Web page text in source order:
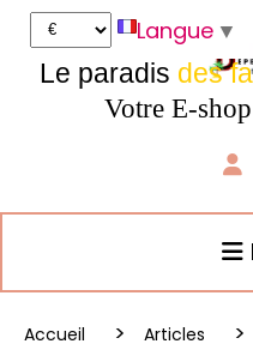
Le paradis des
Votre E-
Accueil Articles
Langue ▼
Panneau de gestion des cookies